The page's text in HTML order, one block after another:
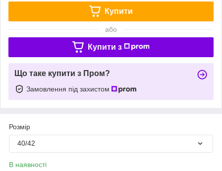
Купити
або
Купити з
Що таке купити з Пром?
Замовлення під захистом
Розмір
40/42
В наявності